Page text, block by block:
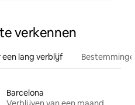
verkennen
een lang verblijf
Barcelona